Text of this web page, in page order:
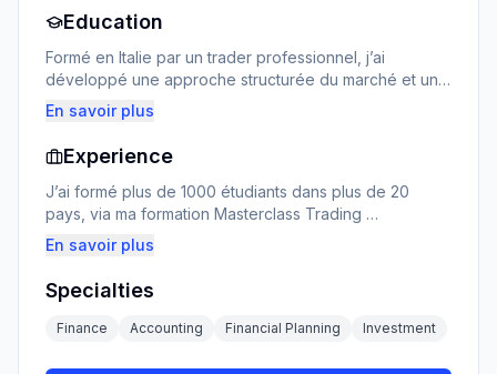
(overtrading, mauvaise gestion du risque, manque de
discipline), j’ai construit une méthode solide, réaliste et
centrée sur la compréhension du marché.
J’ai déjà formé plus de 1200 étudiants à travers le
monde, grâce à ma formation Masterclass Trading et à
mes cours en ligne.
Mon enseignement repose sur le Price Action, la
gestion du risque et une discipline mentale forte.
Education
Formé en Italie par un trader professionnel, j’ai
développé une approche structurée du marché et une
maîtrise approfondie des chandeliers japonais, des
zones de prix et des stratégies multi‑actifs.
Mon apprentissage s’est construit sur des centaines
d’heures d’analyse, de backtesting et d’étude du
comportement du prix.
Je me spécialise dans :
Price Action avancé
Lecture des chandeliers
En savoir plus
Experience
J’ai formé plus de 1000 étudiants dans plus de 20
pays, via ma formation Masterclass Trading
(www.masterclasstrading.fr) et mes cours en ligne.
J’accompagne des traders débutants et intermédiaires
dans leur progression grâce à une pédagogie claire,
structurée et orientée résultats.
Je les aide à :
comprendre le marché avec une méthode simple et
En savoir plus
Specialties
Finance Accounting Financial Planning Investment